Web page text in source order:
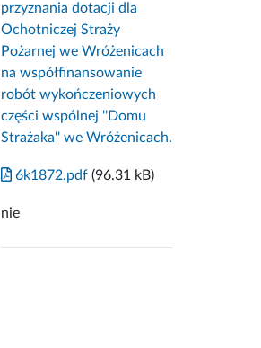
przyznania dotacji dla
Ochotniczej Straży
Pożarnej we Wróżenicach
na współfinansowanie
robót wykończeniowych
części wspólnej ''Domu
Strażaka'' we Wróżenicach.
6k1872.pdf (96.31 kB)
nie